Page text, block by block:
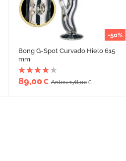
-50%
Bong G-Spot Curvado Hielo 615
mm
89,00€ Antes: 178,00€